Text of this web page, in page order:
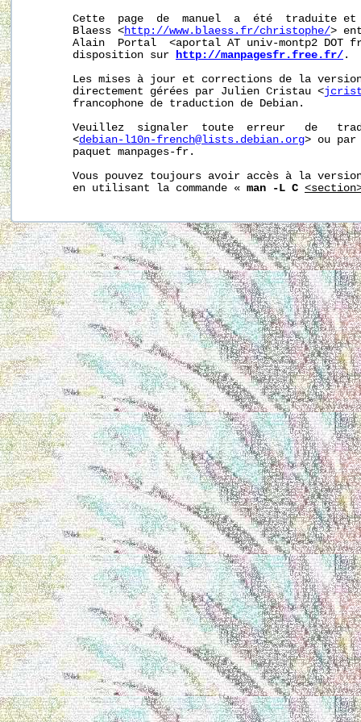
Cette  page  de  manuel  a  été  traduite
       Blaess <
http://www.blaess.fr/christophe/>
Alain  Portal  <aportal AT univ-montp2 DOT
       disposition sur
http://manpagesfr.free.fr/ .
Les mises à jour et corrections de la
       directement gérées par Julien Cristau <
       francophone de traduction de Debian.
Veuillez  signaler  toute  erreur   de
       <
debian-l10n-french@lists.debian.org> ou par
       paquet manpages-fr.
Vous pouvez toujours avoir accès à la
       en utilisant la commande «
man -L C